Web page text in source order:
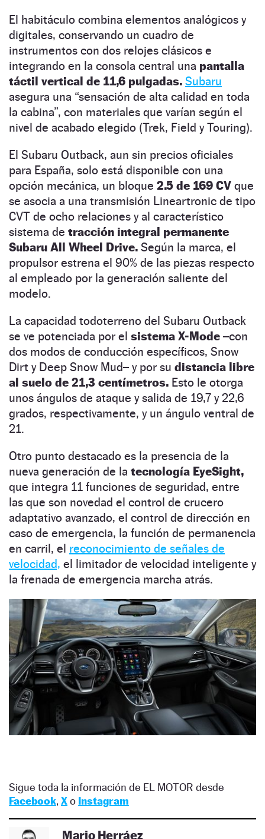
El habitáculo combina elementos analógicos y
digitales, conservando un cuadro de
instrumentos con dos relojes clásicos e
integrando en la consola central una pantalla
táctil vertical de 11,6 pulgadas. Subaru
asegura una “sensación de alta calidad en toda
la cabina”, con materiales que varían según el
nivel de acabado elegido (Trek, Field y Touring).
El Subaru Outback, aun sin precios oficiales
para España, solo está disponible con una
opción mecánica, un bloque 2.5 de 169 CV que
se asocia a una transmisión Lineartronic de tipo
CVT de ocho relaciones y al característico
sistema de tracción integral permanente
Subaru All Wheel Drive. Según la marca, el
propulsor estrena el 90% de las piezas respecto
al empleado por la generación saliente del
modelo.
La capacidad todoterreno del Subaru Outback
se ve potenciada por el sistema X-Mode –con
dos modos de conducción específicos, Snow
Dirt y Deep Snow Mud– y por su distancia libre
al suelo de 21,3 centímetros. Esto le otorga
unos ángulos de ataque y salida de 19,7 y 22,6
grados, respectivamente, y un ángulo ventral de
21.
Otro punto destacado es la presencia de la
nueva generación de la tecnología EyeSight,
que integra 11 funciones de seguridad, entre
las que son novedad el control de crucero
adaptativo avanzado, el control de dirección en
caso de emergencia, la función de permanencia
en carril, el reconocimiento de señales de
velocidad, el limitador de velocidad inteligente y
la frenada de emergencia marcha atrás.
Sigue toda la información de EL MOTOR desde
Facebook, Xo Instagram
Mario Herráez